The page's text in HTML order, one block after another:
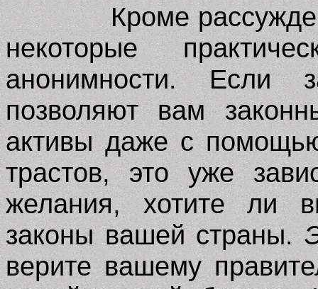
Кроме
некоторые
анонимности. Если
позволяют вам
активы даже с
трастов, это уже
желания, хотите ли
законы вашей страны.
верите вашему